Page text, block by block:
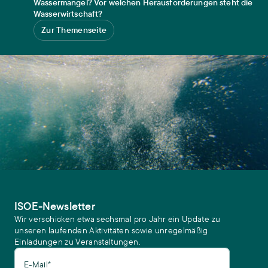
Institut für sozial-ökologische Forschung (ISOE).
https://doi.org/10.5281/zenodo.20208661
Frick-Trzebitzky, Fanny, Robert Lütkemeier, Iordanka Guenova
Dountcheva-Robles, David Sanz, Dženeta Hodžić, David Kuhn,
Amit Kumar Srivastwa, Christina Walter, Linda Söller, Jakob
Kramer (2025):Groundwater urgencies: what can geography
offer?. Geographica Helvetica 80 (2), 135–144.
https://doi.org/10.5194/gh-80-135-2025
Frick-Trzebitzky, Fanny, Robert Lütkemeier, Dženeta Hodžić,
David Kuhn, Linda Söller, Anne Jäger (2025):Groundwater in
Europe: Cornerstone for Resilience. ISOE Policy Brief 12.
Frankfurt am Main. https://doi.org/10.5281/zenodo.15166166
Frick-Trzebitzky, Fanny, Linda Söller (2025):Grundwasser:
Maβnahmen für eine nachhaltige Nutzung der umkämpften
Ressource . transforming economies. Bertelsmann Stiftung.
umkaempften-ressource/
Molano, Tatiana (2025):
Irrigated Agriculture in Eastern Mancha, Spain. A Critical
Institutionalism Study. Groundwater Dimensions 6. Frankfurt am
Main: Institute for Social-Ecological Research (ISOE).
Wassermangel? Vor welchen Herausforderungen steht die
Wasserwirtschaft?
Zur Themenseite
ISOE-Newsletter
Wir verschicken etwa sechsmal pro Jahr ein Update zu
unseren laufenden Aktivitäten sowie unregelmäßig
Einladungen zu Veranstaltungen.
E-Mail*